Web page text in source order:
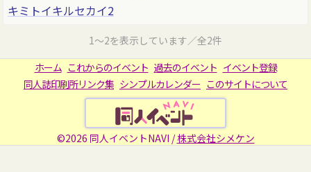
キミトイキルセカイ2
1～2を表示しています／全2件
ホーム これからのイベント 過去のイベント イベント登録
同人誌印刷所リンク集 シンプルカレンダー このサイトについて
©2026 同人イベントNAVI /株式会社シメケン